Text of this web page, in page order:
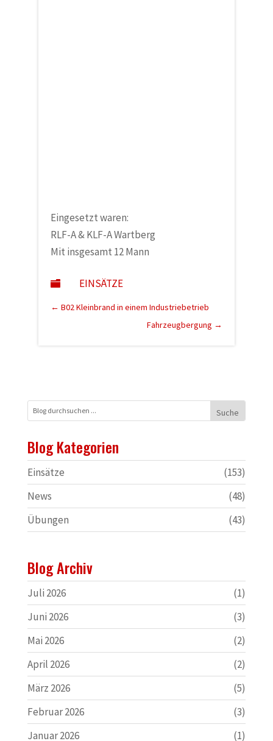
Eingesetzt waren:
RLF-A & KLF-A Wartberg
Mit insgesamt 12 Mann
 EINSÄTZE
← B02 Kleinbrand in einem Industriebetrieb
Fahrzeugbergung →
Blog Kategorien
Einsätze
(153)
News
(48)
Übungen
(43)
Blog Archiv
Juli 2026
(1)
Juni 2026
(3)
Mai 2026
(2)
April 2026
(2)
März 2026
(5)
Februar 2026
(3)
Januar 2026
(1)